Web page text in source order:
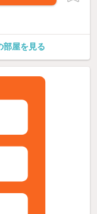
部屋を見る